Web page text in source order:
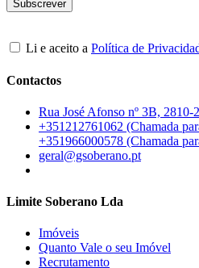
Li e aceito a Política de
Contactos
Rua José Afonso nº 3B, 2810-
+351212761062 (Chamada
+351966000578 (Chamada
geral@gsoberano.pt
Limite Soberano Lda
Imóveis
Quanto Vale o seu Imóvel
Recrutamento